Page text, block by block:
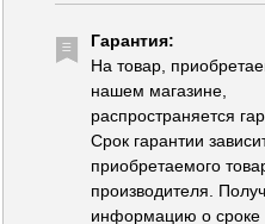
Гарантия:
На товар,
нашем магазине,
распространяется
Срок гарантии
приобретаемого
производителя.
информацию о сроке